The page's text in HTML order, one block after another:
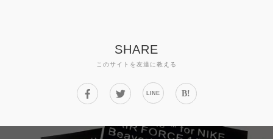
SHARE
このサイトを友達に教える
LINE B!